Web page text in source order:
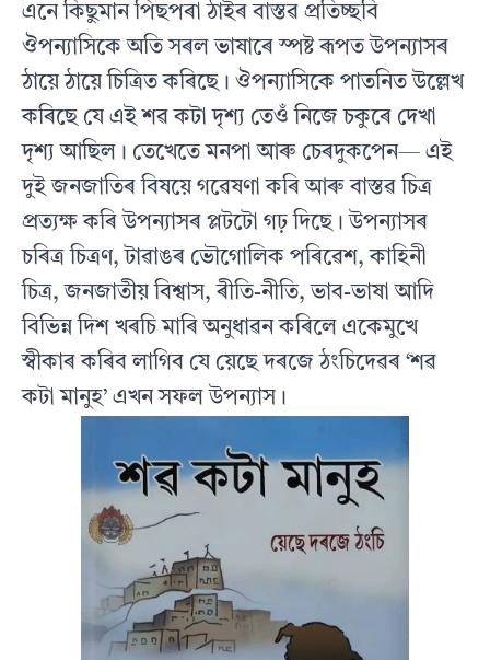
এনে কিছুমান পিছপৰা ঠাইৰ বাস্তৱ প্ৰতিচ্ছবি
ঔপন্যাসিকে অতি সৰল ভাষাৰে স্পষ্ট ৰূপত উপন্যাসৰ
ঠায়ে ঠায়ে চিত্ৰিত কৰিছে। ঔপন্যাসিকে পাতনিত উল্লেখ
কৰিছে যে এই শৱ কটা দৃশ্য তেওঁ নিজে চকুৰে দেখা
দৃশ্য আছিল। তেখেতে মনপা আৰু চেৰদুকপেন— এই
দুই জনজাতিৰ বিষয়ে গৱেষণা কৰি আৰু বাস্তৱ চিত্ৰ
প্ৰত্যক্ষ কৰি উপন্যাসৰ প্লটটো গঢ় দিছে। উপন্যাসৰ
চৰিত্ৰ চিত্ৰণ, টাৱাঙৰ ভৌগোলিক পৰিৱেশ, কাহিনী
চিত্ৰ, জনজাতীয় বিশ্বাস, ৰীতি-নীতি, ভাব-ভাষা আদি
বিভিন্ন দিশ খৰচি মাৰি অনুধাৱন কৰিলে একেমুখে
স্বীকাৰ কৰিব লাগিব যে য়েছে দৰজে ঠংচিদেৱৰ ‘শৱ
কটা মানুহ’ এখন সফল উপন্যাস।